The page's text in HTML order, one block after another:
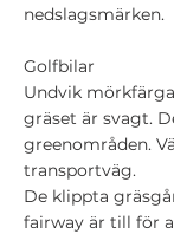
nedslagsmärken.
Golfbilar
Undvik
gräset är svagt.
greenområden.
transportväg.
De klippta
fairway är till för